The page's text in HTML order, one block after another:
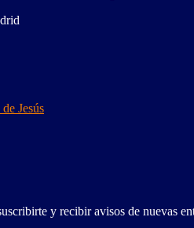
Jesús
y recibir avisos de nuevas